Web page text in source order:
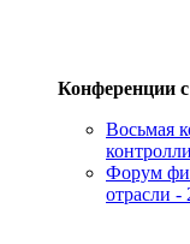
Конференции
Восьмая
Форум
отрасли -